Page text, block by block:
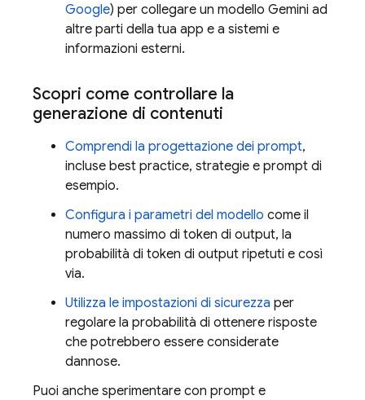
Google) per collegare un modello Gemini ad
altre parti della tua app e a sistemi e
informazioni esterni.
Scopri come controllare la
generazione di contenuti
Comprendi la progettazione dei prompt,
incluse best practice, strategie e prompt di
esempio.
Configura i parametri del modello come il
numero massimo di token di output, la
probabilità di token di output ripetuti e così
via.
Utilizza le impostazioni di sicurezza per
regolare la probabilità di ottenere risposte
che potrebbero essere considerate
dannose.
Puoi anche sperimentare con prompt e